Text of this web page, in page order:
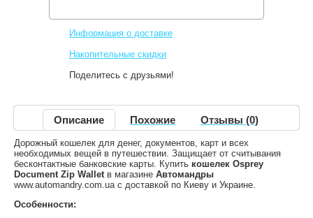
Информация о доставке
Накопительные скидки
Поделитесь с друзьями!
Описание Похожие Отзывы (0)
Дорожный кошелек для денег, документов, карт и всех
необходимых вещей в путешествии. Защищает от считывания
бесконтактные банковские карты. Купить кошелек Osprey
Document Zip Walletв магазине Автомандры
www.automandry.com.ua с доставкой по Киеву и Украине.
Особенности: